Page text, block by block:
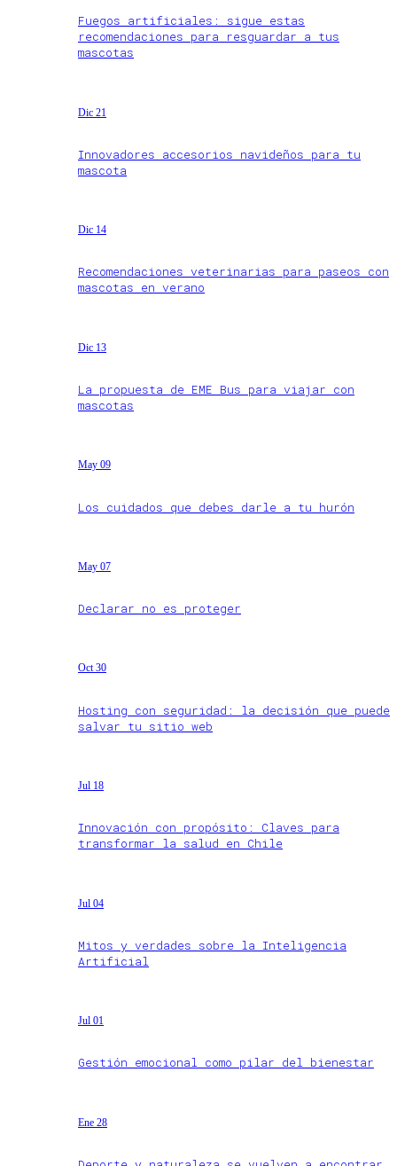
Fuegos artificiales: sigue estas
recomendaciones para resguardar a tus
mascotas
Dic 21
Innovadores accesorios navideños para tu
mascota
Dic 14
Recomendaciones veterinarias para paseos con
mascotas en verano
Dic 13
La propuesta de EME Bus para viajar con
mascotas
May 09
Los cuidados que debes darle a tu hurón
May 07
Declarar no es proteger
Oct 30
Hosting con seguridad: la decisión que puede
salvar tu sitio web
Jul 18
Innovación con propósito: Claves para
transformar la salud en Chile
Jul 04
Mitos y verdades sobre la Inteligencia
Artificial
Jul 01
Gestión emocional como pilar del bienestar
Ene 28